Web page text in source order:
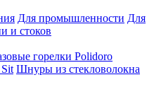
Для промышленности Для
и стоков
горелки Polidoro
Шнуры из стекловолокна